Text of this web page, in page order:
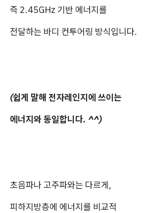
즉 2.45GHz 기반 에너지를
전달하는 바디 컨투어링 방식입니다.
(쉽게 말해 전자레인지에 쓰이는
에너지와 동일합니다. ^^)
초음파나 고주파와는 다르게,
피하지방층에 에너지를 비교적